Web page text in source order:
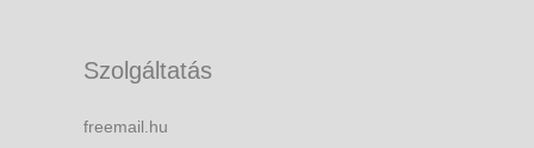
Szolgáltatás
freemail.hu